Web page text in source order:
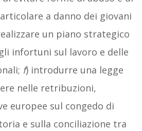
a danno dei giovani
un piano strategico
infortuni sul lavoro e delle
f) introdurre una legge
nelle retribuzioni,
europee sul congedo di
e sulla conciliazione tra